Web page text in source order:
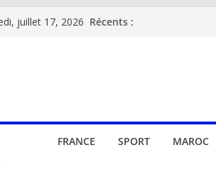
juillet 17, 2026 Récents :
FRANCE SPORT MAROC